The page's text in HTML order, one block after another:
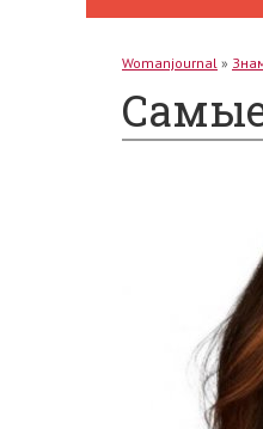
Womanjournal »